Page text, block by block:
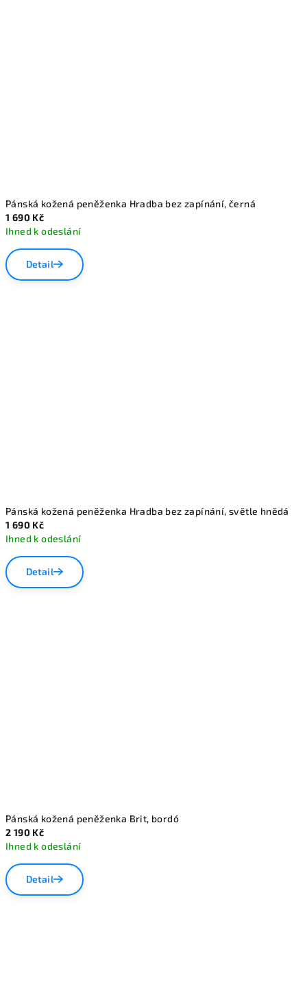
Pánská kožená peněženka Hradba bez zapínání, černá
1 690 Kč
Ihned k odeslání
Detail
Pánská kožená peněženka Hradba bez zapínání, světle hnědá
1 690 Kč
Ihned k odeslání
Detail
Pánská kožená peněženka Brit, bordó
2 190 Kč
Ihned k odeslání
Detail